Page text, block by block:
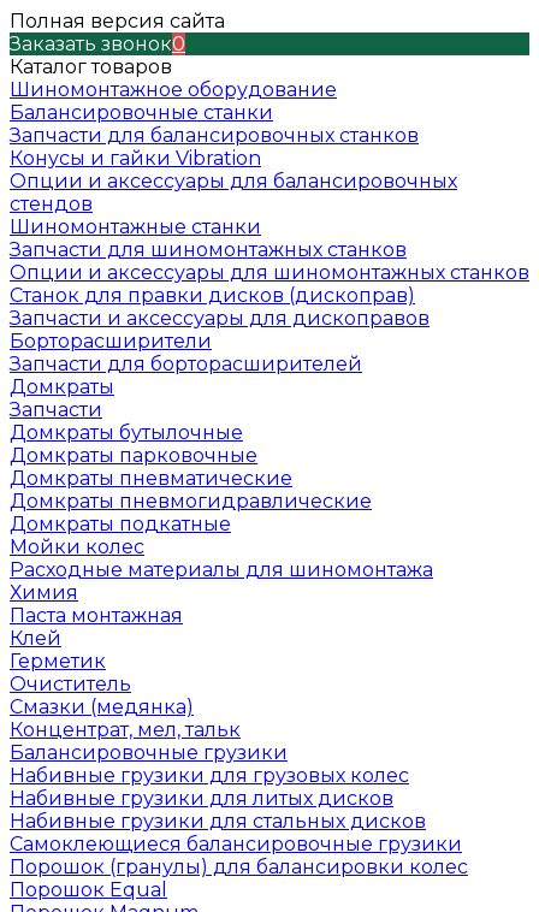
Полная версия сайта
Заказать звонок0
Каталог товаров
Шиномонтажное оборудование
Балансировочные станки
Запчасти для балансировочных станков
Конусы и гайки Vibration
Опции и аксессуары для балансировочных
стендов
Шиномонтажные станки
Запчасти для шиномонтажных станков
Опции и аксессуары для шиномонтажных станков
Станок для правки дисков (дископрав)
Запчасти и аксессуары для дископравов
Борторасширители
Запчасти для борторасширителей
Домкраты
Запчасти
Домкраты бутылочные
Домкраты парковочные
Домкраты пневматические
Домкраты пневмогидравлические
Домкраты подкатные
Мойки колес
Расходные материалы для шиномонтажа
Химия
Паста монтажная
Клей
Герметик
Очиститель
Смазки (медянка)
Концентрат, мел, тальк
Балансировочные грузики
Набивные грузики для грузовых колес
Набивные грузики для литых дисков
Набивные грузики для стальных дисков
Самоклеющиеся балансировочные грузики
Порошок (гранулы) для балансировки колес
Порошок Equal